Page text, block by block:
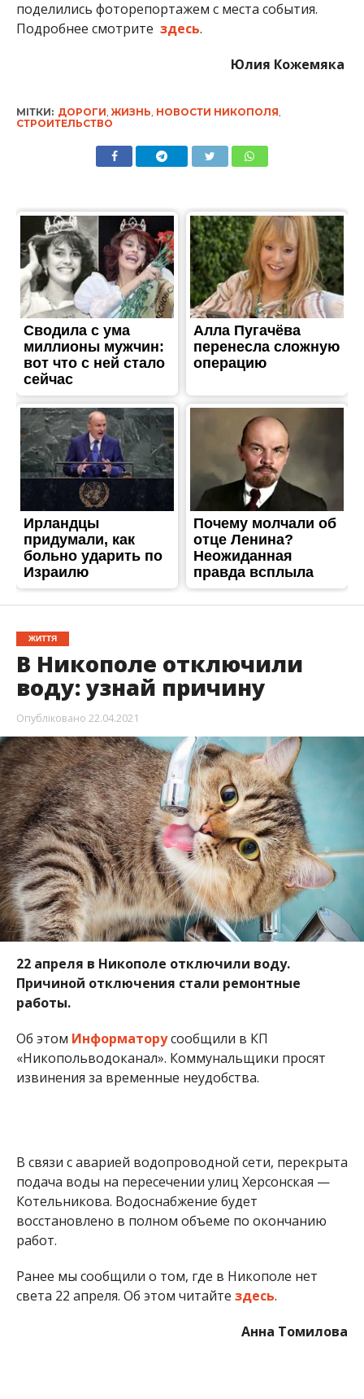
поделились фоторепортажем с места события.
Подробнее смотрите здесь.
Юлия Кожемяка
МІТКИ: ДОРОГИ ЖИЗНЬ НОВОСТИ НИКОПОЛЯ
СТРОИТЕЛЬСТВО
ЖИТТЯ
В Никополе отключили
воду: узнай причину
Опубліковано 22.04.2021
22 апреля в Никополе отключили воду.
Причиной отключения стали ремонтные
работы.
Об этом Информаторусообщили в КП
«Никопольводоканал». Коммунальщики просят
извинения за временные неудобства.
В связи с аварией водопроводной сети, перекрыта
подача воды на пересечении улиц Херсонская —
Котельникова. Водоснабжение будет
восстановлено в полном объеме по окончанию
работ.
Ранее мы сообщили о том, где в Никополе нет
света 22 апреля. Об этом читайте здесь.
Анна Томилова